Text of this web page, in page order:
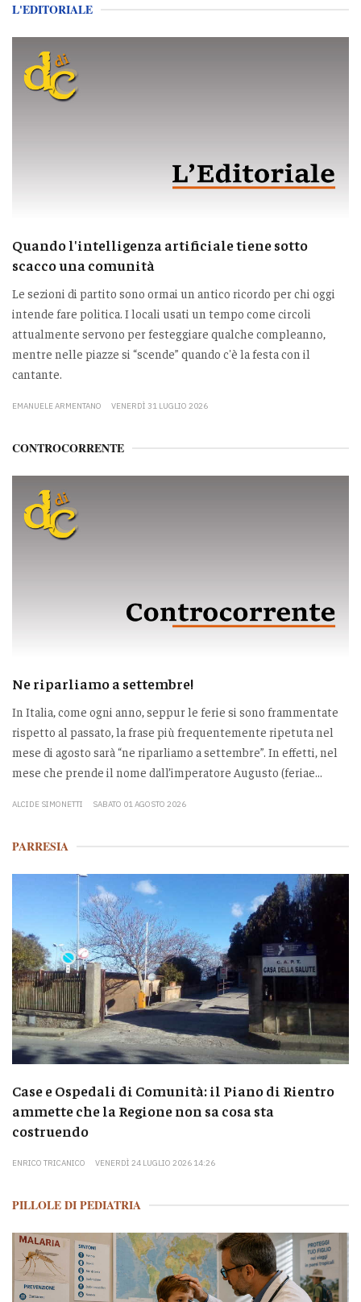
L'EDITORIALE
Quando l'intelligenza artificiale tiene sotto
scacco una comunità
Le sezioni di partito sono ormai un antico ricordo per chi oggi
intende fare politica. I locali usati un tempo come circoli
attualmente servono per festeggiare qualche compleanno,
mentre nelle piazze si “scende” quando c'è la festa con il
cantante.
EMANUELE ARMENTANO VENERDÌ 31 LUGLIO 2026
CONTROCORRENTE
Ne riparliamo a settembre!
In Italia, come ogni anno, seppur le ferie si sono frammentate
rispetto al passato, la frase più frequentemente ripetuta nel
mese di agosto sarà “ne riparliamo a settembre”. In effetti, nel
mese che prende il nome dall’imperatore Augusto (feriae...
ALCIDE SIMONETTI SABATO 01 AGOSTO 2026
PARRESIA
Case e Ospedali di Comunità: il Piano di Rientro
ammette che la Regione non sa cosa sta
costruendo
ENRICO TRICANICO VENERDÌ 24 LUGLIO 2026 14:26
PILLOLE DI PEDIATRIA